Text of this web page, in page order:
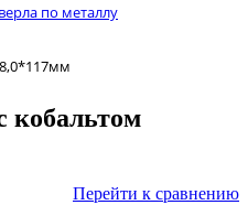
по металлу
кобальтом
Перейти к сравнению